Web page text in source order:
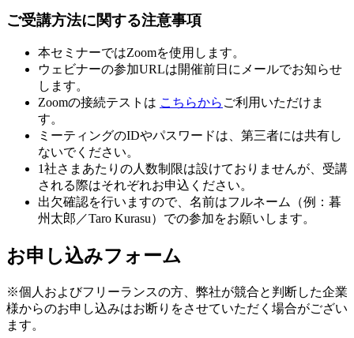
ご受講方法に関する注意事項
本セミナーではZoomを使用します。
ウェビナーの参加URLは開催前日にメールでお知らせ
します。
Zoomの接続テストは こちらから ご利用いただけま
す。
ミーティングのIDやパスワードは、第三者には共有し
ないでください。
1社さまあたりの人数制限は設けておりませんが、受講
される際はそれぞれお申込ください。
出欠確認を行いますので、名前はフルネーム（例：暮
州太郎／Taro Kurasu）での参加をお願いします。
お申し込みフォーム
※個人およびフリーランスの方、弊社が競合と判断した企業
様からのお申し込みはお断りをさせていただく場合がござい
ます。